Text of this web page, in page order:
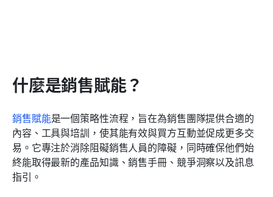
什麼是銷售賦能？
銷售賦能是一個策略性流程，旨在為銷售團隊提供合適的
內容、工具與培訓，使其能有效與買方互動並促成更多交
易。它專注於消除阻礙銷售人員的障礙，同時確保他們始
終能取得最新的產品知識、銷售手冊、競爭洞察以及訊息
指引。